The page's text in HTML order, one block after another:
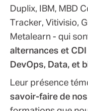
Duplix, IBM, MBD
Tracker, Vitivisio,
Metalearn - qui
alternances et CDI
DevOps, Data, et
Leur présence
savoir-faire de